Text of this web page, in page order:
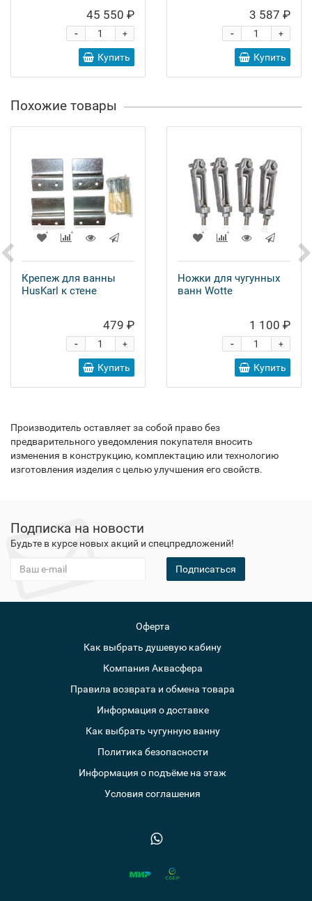
45 550 ₽
+
-
Купить
3 587 ₽
+
-
Купить
Похожие товары
Крепеж для ванны
HusKarl к стене
479 ₽
+
-
Купить
Ножки для чугунных
ванн Wotte
1 100 ₽
+
-
Купить
Производитель оставляет за собой право без
предварительного уведомления покупателя вносить
изменения в конструкцию, комплектацию или технологию
изготовления изделия с целью улучшения его свойств.
Подписка на новости
Будьте в курсе новых акций и спецпредложений!
Подписаться
Оферта
Как выбрать душевую кабину
Компания Аквасфера
Правила возврата и обмена товара
Информация о доставке
Как выбрать чугунную ванну
Политика безопасности
Информация о подъёме на этаж
Условия соглашения